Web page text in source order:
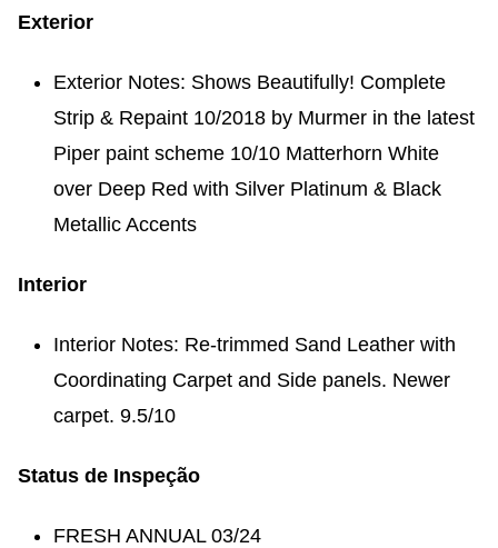
Exterior
Exterior Notes: Shows Beautifully! Complete
Strip & Repaint 10/2018 by Murmer in the latest
Piper paint scheme 10/10 Matterhorn White
over Deep Red with Silver Platinum & Black
Metallic Accents
Interior
Interior Notes: Re-trimmed Sand Leather with
Coordinating Carpet and Side panels. Newer
carpet. 9.5/10
Status de Inspeção
FRESH ANNUAL 03/24